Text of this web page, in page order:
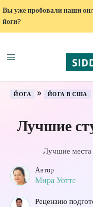
Вы уже пробовали наши
йоги?
ЙОГА » ЙОГА В США
Лучшие
Лучшие места
Автор
Мира Уоттс
Рецензию